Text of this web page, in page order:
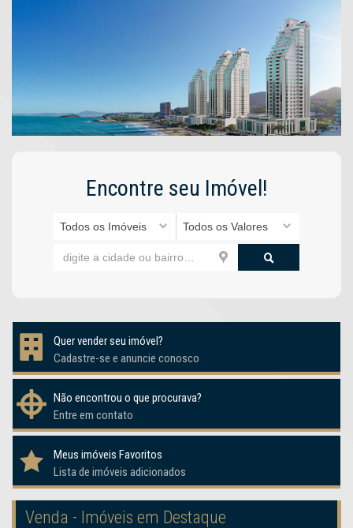
Encontre seu Imóvel!
Todos os Imóveis Todos os Valores
Quer vender seu imóvel?
Cadastre-se e anuncie conosco
Não encontrou o que procurava?
Entre em contato
Meus imóveis Favoritos
Lista de imóveis adicionados
Venda - Imóveis em Destaque